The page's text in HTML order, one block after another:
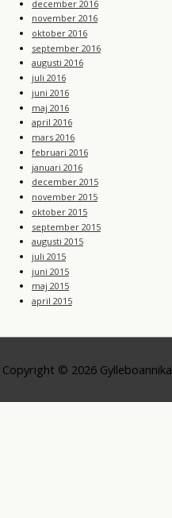
december 2016
november 2016
oktober 2016
september 2016
augusti 2016
juli 2016
juni 2016
maj 2016
april 2016
mars 2016
februari 2016
januari 2016
december 2015
november 2015
oktober 2015
september 2015
augusti 2015
juli 2015
juni 2015
maj 2015
april 2015
Copyright © 2026 Gylleboannika